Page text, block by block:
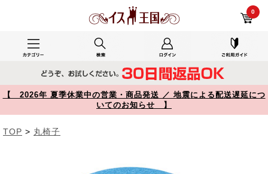
0
【 2026年 夏季休業中の営業・商品発送 ／ 地震による配送遅延につ
いてのお知らせ 】
TOP > 丸椅子